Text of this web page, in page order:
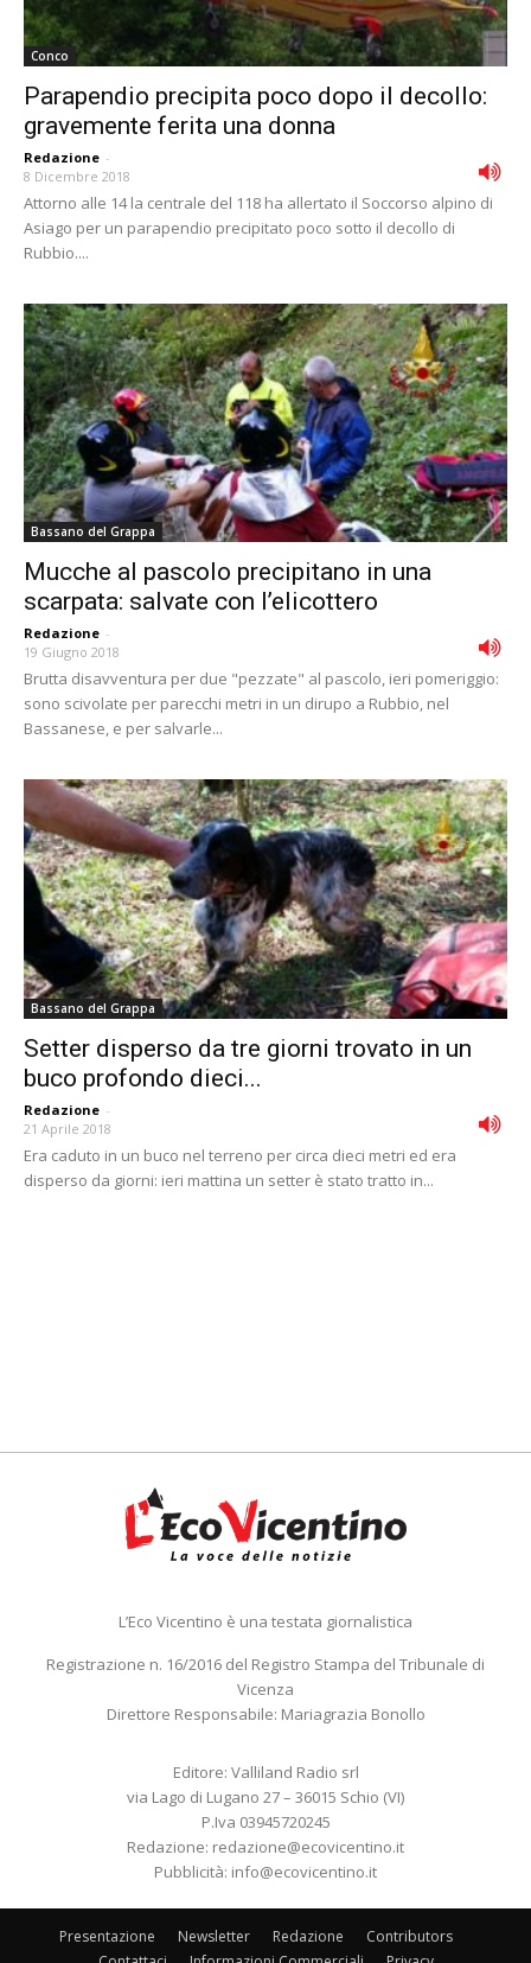
Conco
Parapendio precipita poco dopo il decollo:
gravemente ferita una donna
Redazione -
8 Dicembre 2018
Attorno alle 14 la centrale del 118 ha allertato il Soccorso alpino di
Asiago per un parapendio precipitato poco sotto il decollo di
Rubbio....
Bassano del Grappa
Mucche al pascolo precipitano in una
scarpata: salvate con l’elicottero
Redazione -
19 Giugno 2018
Brutta disavventura per due "pezzate" al pascolo, ieri pomeriggio:
sono scivolate per parecchi metri in un dirupo a Rubbio, nel
Bassanese, e per salvarle...
Bassano del Grappa
Setter disperso da tre giorni trovato in un
buco profondo dieci...
Redazione -
21 Aprile 2018
Era caduto in un buco nel terreno per circa dieci metri ed era
disperso da giorni: ieri mattina un setter è stato tratto in...
L’Eco Vicentino è una testata giornalistica
Registrazione n. 16/2016 del Registro Stampa del Tribunale di
Vicenza
Direttore Responsabile: Mariagrazia Bonollo
Editore: Valliland Radio srl
via Lago di Lugano 27 – 36015 Schio (VI)
P.Iva 03945720245
Redazione: redazione@ecovicentino.it
Pubblicità: info@ecovicentino.it
Presentazione Newsletter Redazione
Contributors